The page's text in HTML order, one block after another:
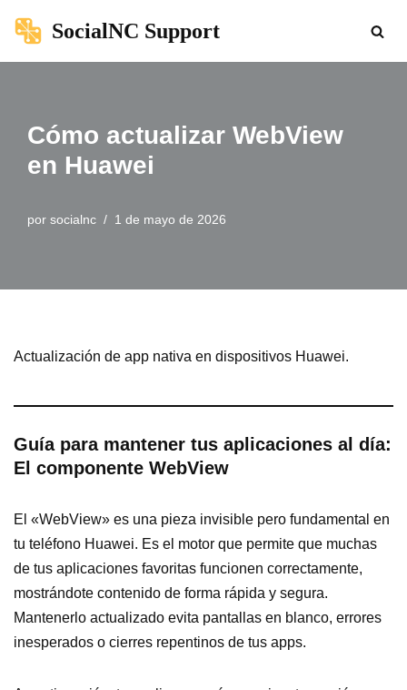
SocialNC Support
Cómo actualizar WebView
en Huawei
por socialnc 1 de mayo de 2026
Actualización de app nativa en dispositivos Huawei.
Guía para mantener tus aplicaciones al día:
El componente WebView
El «WebView» es una pieza invisible pero fundamental en
tu teléfono Huawei. Es el motor que permite que muchas
de tus aplicaciones favoritas funcionen correctamente,
mostrándote contenido de forma rápida y segura.
Mantenerlo actualizado evita pantallas en blanco, errores
inesperados o cierres repentinos de tus apps.